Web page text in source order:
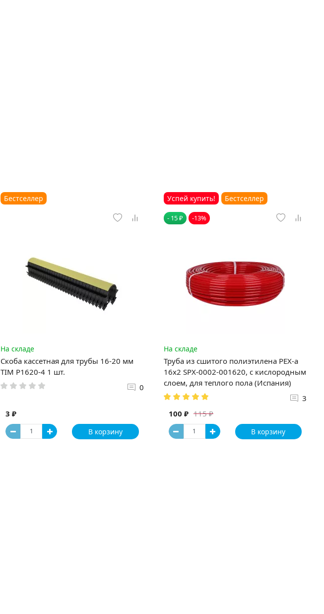
Бестселлер
На складе
Скоба кассетная для трубы 16-20 мм
TIM P1620-4 1 шт.
0
3 ₽
В корзину
Успей купить! Бестселлер
- 15 ₽ -13%
На складе
Труба из сшитого полиэтилена PEX-a
16х2 SPX-0002-001620, с кислородным
слоем, для теплого пола (Испания)
3
115 ₽
100 ₽
В корзину